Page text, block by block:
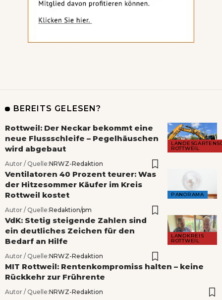
BEREITS GELESEN?
ROTTWEIL
Rottweil: Der Neckar bekommt eine
neue Flussschleife – Pegelhäuschen
wird abgebaut
Autor / Quelle:NRWZ-Redaktion
PANORAMA
Ventilatoren 40 Prozent teurer: Was
der Hitzesommer Käufer im Kreis
Rottweil kostet
Autor / Quelle:Redaktion/pm
LANDKREIS
ROTTWEIL
VdK: Stetig steigende Zahlen sind
ein deutliches Zeichen für den
Bedarf an Hilfe
Autor / Quelle:NRWZ-Redaktion
MIT Rottweil: Rentenkompromiss halten – keine
Rückkehr zur Frührente
Autor / Quelle:NRWZ-Redaktion